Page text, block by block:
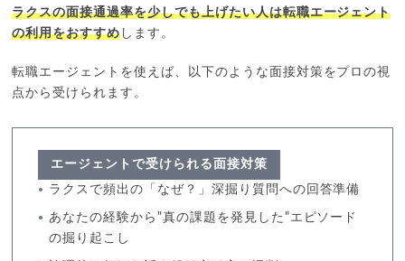
ラクスの面接通過率を少しでも上げたい人は転職エージェント
の利用をおすすめ します。
転職エージェントを使えば、以下のような面接対策をプロの視
点から受けられます。
エージェントで受けられる面接対策
ラクスで頻出の「なぜ？」深掘り質問への回答準備
あなたの経験から"真の課題を発見した"エピソード
の掘り起こし